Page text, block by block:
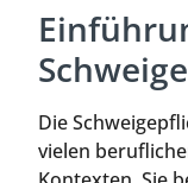
Die
vielen